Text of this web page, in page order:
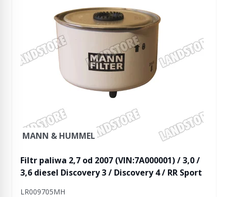
MANN & HUMMEL
Filtr paliwa 2,7 od 2007 (VIN:7A000001) / 3,0 /
3,6 diesel Discovery 3 / Discovery 4 / RR Sport
LR009705MH